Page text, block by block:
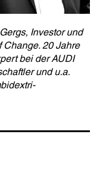
Investor und
Change. 20 Jahre
bei der AUDI
und u.a.